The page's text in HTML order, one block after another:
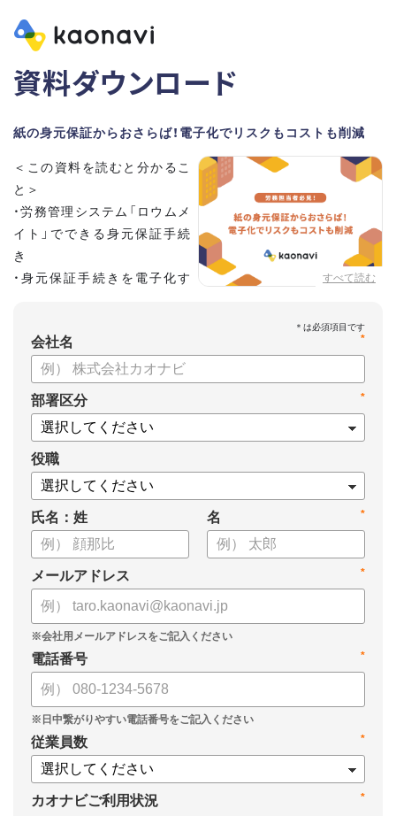
資料ダウンロード
紙の身元保証からおさらば！電子化でリスクもコストも削減
すべて読む
＜この資料を読むと分かるこ
と＞
・労務管理システム「ロウムメ
イト」でできる身元保証手続
き
・身元保証手続きを電子化す
*
会社名
*
部署区分
役職
氏名：姓 *
名
*
メールアドレス
*
電話番号
*
従業員数
*
カオナビご利用状況